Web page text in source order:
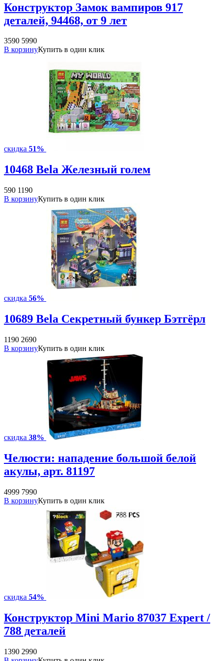
Конструктор Замок вампиров 917
деталей, 94468, от 9 лет
3590 5990
В корзинуКупить в один клик
скидка 51%
10468 Bela Железный голем
590 1190
В корзинуКупить в один клик
скидка 56%
10689 Bela Секретный бункер Бэтгёрл
1190 2690
В корзинуКупить в один клик
скидка 38%
Челюсти: нападение большой белой
акулы, арт. 81197
4999 7990
В корзинуКупить в один клик
скидка 54%
Конструктор Mini Mario 87037 Expert /
788 деталей
1390 2990